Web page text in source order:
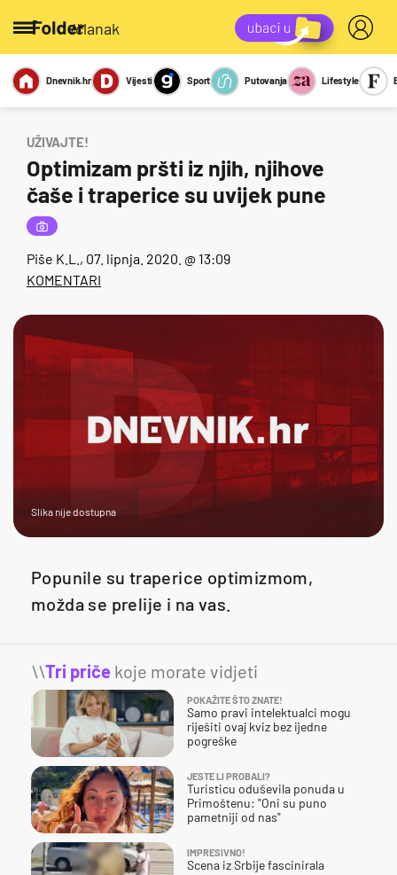
/članak
Miks Kviz
Report
Sexy
Dnevnik.hr Vijesti Sport Putovanja Lifestyle
UŽIVAJTE!
Optimizam pršti iz njih, njihove
čaše i traperice su uvijek pune
Piše K.L. , 07. lipnja. 2020. @ 13:09
KOMENTARI
Slika nije dostupna
Popunile su traperice optimizmom,
možda se prelije i na vas.
\\Tri priče koje morate vidjeti
POKAŽITE ŠTO ZNATE!
Samo pravi intelektualci mogu
riješiti ovaj kviz bez ijedne
pogreške
JESTE LI PROBALI?
Turisticu oduševila ponuda u
Primoštenu: "Oni su puno
pametniji od nas"
IMPRESIVNO!
Scena iz Srbije fascinirala